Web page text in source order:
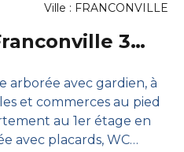
Ville : FRANCONVILLE
3
arborée avec gardien, à
et commerces au pied
au 1er étage en
avec placards, WC